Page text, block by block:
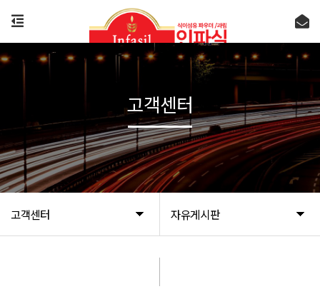
고객센터 자유게시판
고객센터